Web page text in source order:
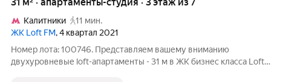
Калитники
11 мин.
ЖК Loft FM, 4 квартал 2021
Номер лота: 100746. Представляем вашему вниманию
двухуровневые loft-апартаменты - 31 м в ЖК бизнес класса Loft